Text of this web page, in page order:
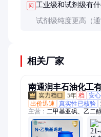
问 工业级和试剂级有
试剂级纯度更高（
相关厂家
南通润丰石油化工
5年 档 安
出价迅速
真实性已核验
主营： 二甲基亚砜、乙二